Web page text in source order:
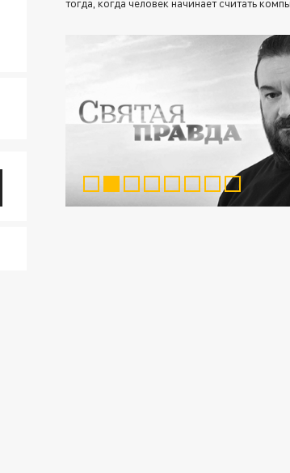
тогда, когда человек начинает считать